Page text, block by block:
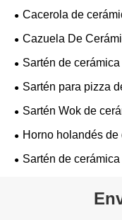
Cacerola de
Cazuela De
Sartén de
Sartén para pizza
Sartén Wok de
Horno holandés
Sartén de